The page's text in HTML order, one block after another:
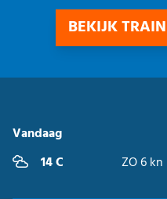
BEKIJK
Vandaag
14 C
ZO 6 kn